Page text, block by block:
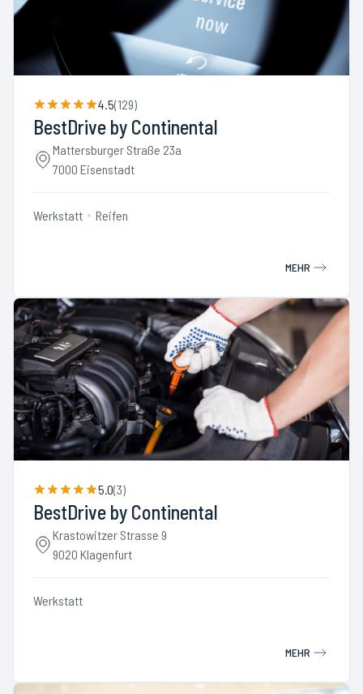
4.5(129)
BestDrive by Continental
Mattersburger Straße 23a
7000 Eisenstadt
Werkstatt Reifen
MEHR
5.0(3)
BestDrive by Continental
Krastowitzer Strasse 9
9020 Klagenfurt
Werkstatt
MEHR